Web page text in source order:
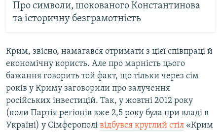
Про символи, шокованого Константинова
та історичну безграмотність
Крим, звісно, намагався отримати з цієї співпраці й
економічну користь. Але про марність цього
бажання говорить той факт, що тільки через сім
років у Криму заговорили про залучення
російських інвестицій. Так, у жовтні 2012 року
(коли Партія регіонів вже 2,5 року була при владі в
Україні) у Сімферополі відбувся круглий стіл «Крим